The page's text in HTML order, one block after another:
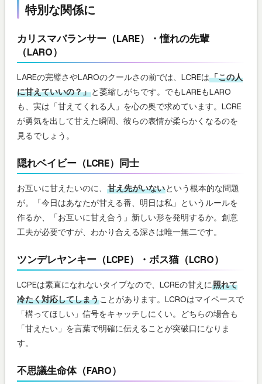
特別な関係に
カリスマバランサー（LARE）・憧れの先輩
（LARO）
LAREの完璧さやLAROのクールさの前では、LCREは「この人
に甘えていいの？」と萎縮しがちです。でもLAREもLARO
も、実は「甘えてくれる人」を心の奥で求めています。LCRE
が勇気を出して甘えた瞬間、彼らの表情が柔らかくなるのを
見るでしょう。
隠れベイビー（LCRE）同士
お互いに甘えたいのに、 甘え先がいないという根本的な問題
が。「今日はあなたが甘える番、明日は私」というルールを
作るか、「お互いに甘え合う」新しい形を発明するか。創意
工夫が必要ですが、わかり合える深さは唯一無二です。
ツンデレヤンキー（LCPE）・ボス猫（LCRO）
LCPEは素直になれないタイプなので、LCREの甘えに照れて
冷たく対応してしまうことがあります。LCROはマイペースで
「構ってほしい」信号をキャッチしにくい。どちらの場合も
「甘えたい」を言葉で明確に伝えることが突破口になりま
す。
不思議生命体（FARO）